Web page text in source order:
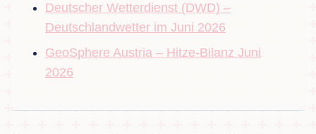
Deutscher Wetterdienst (DWD) –
Deutschlandwetter im Juni 2026
GeoSphere Austria – Hitze-Bilanz Juni
2026